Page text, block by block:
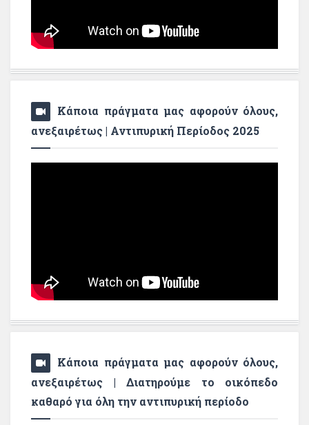
Κάποια πράγματα μας αφορούν όλους,
ανεξαιρέτως | Αντιπυρική Περίοδος 2025
Κάποια πράγματα μας αφορούν όλους,
ανεξαιρέτως | Διατηρούμε το οικόπεδο
καθαρό για όλη την αντιπυρική περίοδο